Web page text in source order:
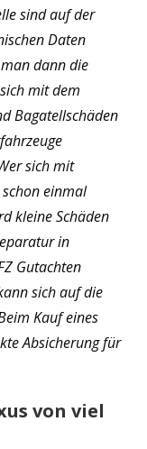
sind auf der
Daten
dann die
mit dem
Bagatellschäden
sich mit
einmal
kleine Schäden
in
Gutachten
sich auf die
Kauf eines
Absicherung für
von viel